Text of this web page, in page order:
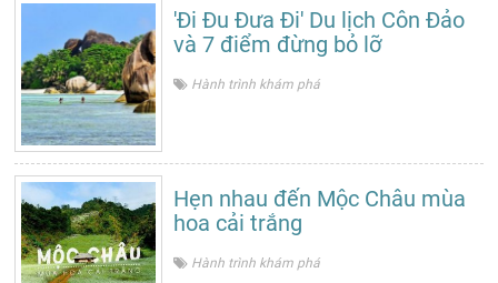
'Đi Đu Đưa Đi' Du lịch Côn Đảo
và 7 điểm đừng bỏ lỡ
Hành trình khám phá
Hẹn nhau đến Mộc Châu mùa
hoa cải trắng
Hành trình khám phá